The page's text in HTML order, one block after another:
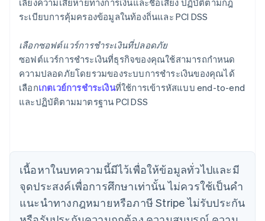
เลี่ยงความเสียหายทางการเงินและชื่อเสียง ปฏิบัติตามกฎ
ระเบียบการคุ้มครองข้อมูลในท้องถิ่นและ PCI DSS
เลือกซอฟต์แวร์การชำระเงินที่ปลอดภัย
ซอฟต์แวร์การชำระเงินที่ธุรกิจของคุณใช้สามารถกำหนด
ความปลอดภัยโดยรวมของระบบการชำระเงินของคุณได้
เลือกเกตเวย์การชำระเงินที่ใช้การเข้ารหัสแบบ end-to-end
และปฏิบัติตามมาตรฐาน PCI DSS
เนื้อหาในบทความนี้มีไว้เพื่อให้ข้อมูลทั่วไปและมี
จุดประสงค์เพื่อการศึกษาเท่านั้น ไม่ควรใช้เป็นคํา
แนะนําทางกฎหมายหรือภาษี Stripe ไม่รับประกัน
English
เขตบริหารพิเศษฮ่องกง ประเทศจีน
English简体中文
แคนาดา
EnglishFrançais
โครเอเชีย
ไซปรัส
English
ญี่ปุ่น
日本語English
เดนมาร์ก